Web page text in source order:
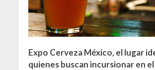
Expo Cerveza México, el lugar
quienes buscan incursionar en